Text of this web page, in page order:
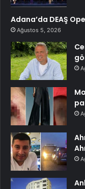
Adana’da DEAŞ
Ağustos 5, 2026